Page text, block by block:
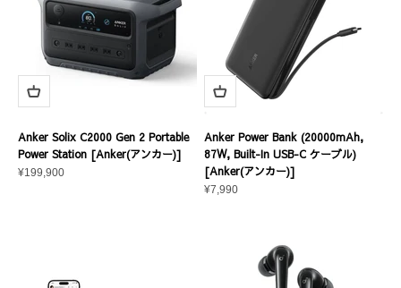
Anker Solix C2000 Gen 2 Portable
Power Station [Anker(アンカー)]
セール価格
¥199,900
Anker Power Bank (20000mAh,
87W, Built-In USB-C ケーブル)
[Anker(アンカー)]
セール価格
¥7,990